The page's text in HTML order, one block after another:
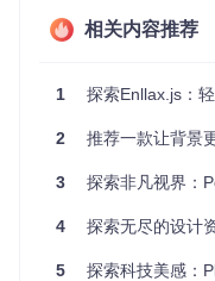
Ukiyo.js 非常适合各种
个人或工作室网站
验。
博客或杂志网站：通
相关内容推荐
1 探索Enllax.js：
2 推荐一款让背景更
3 探索非凡视界：
4 探索无尽的设
5 探索科技美感：